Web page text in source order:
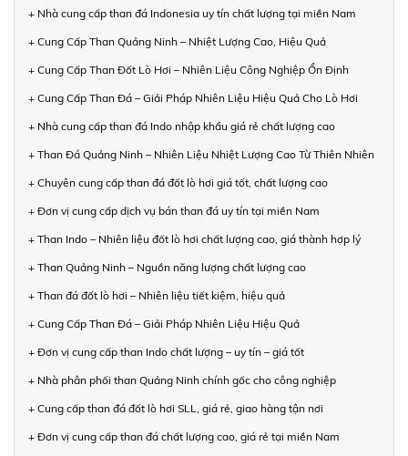
+ Nhà cung cấp than đá Indonesia uy tín chất lượng tại miền Nam
+ Cung Cấp Than Quảng Ninh – Nhiệt Lượng Cao, Hiệu Quả
+ Cung Cấp Than Đốt Lò Hơi – Nhiên Liệu Công Nghiệp Ổn Định
+ Cung Cấp Than Đá – Giải Pháp Nhiên Liệu Hiệu Quả Cho Lò Hơi
+ Nhà cung cấp than đá Indo nhập khẩu giá rẻ chất lượng cao
+ Than Đá Quảng Ninh – Nhiên Liệu Nhiệt Lượng Cao Từ Thiên Nhiên
+ Chuyên cung cấp than đá đốt lò hơi giá tốt, chất lượng cao
+ Đơn vị cung cấp dịch vụ bán than đá uy tín tại miền Nam
+ Than Indo – Nhiên liệu đốt lò hơi chất lượng cao, giá thành hợp lý
+ Than Quảng Ninh – Nguồn năng lượng chất lượng cao
+ Than đá đốt lò hơi – Nhiên liệu tiết kiệm, hiệu quả
+ Cung Cấp Than Đá – Giải Pháp Nhiên Liệu Hiệu Quả
+ Đơn vị cung cấp than Indo chất lượng – uy tín – giá tốt
+ Nhà phân phối than Quảng Ninh chính gốc cho công nghiệp
+ Cung cấp than đá đốt lò hơi SLL, giá rẻ, giao hàng tận nơi
+ Đơn vị cung cấp than đá chất lượng cao, giá rẻ tại miền Nam